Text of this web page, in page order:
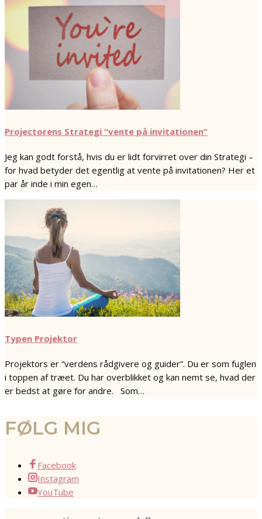
Projectorens Strategi “vente på invitationen”
Jeg kan godt forstå, hvis du er lidt forvirret over din Strategi –
for hvad betyder det egentlig at vente på invitationen? Her et
par år inde i min egen…
Typen Projektor
Projektors er “verdens rådgivere og guider”. Du er som fuglen
i toppen af træet. Du har overblikket og kan nemt se, hvad der
er bedst at gøre for andre. Som…
FØLG MIG
Facebook
Instagram
YouTube